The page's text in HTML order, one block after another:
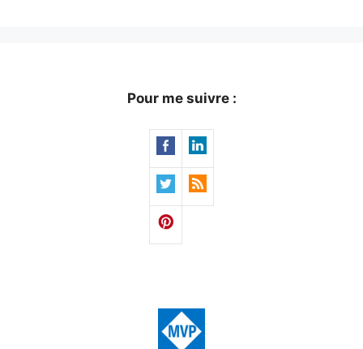
Pour me suivre :